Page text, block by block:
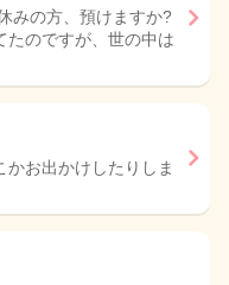
みの方、預けますか?
たのですが、世の中は
お出かけしたりしま